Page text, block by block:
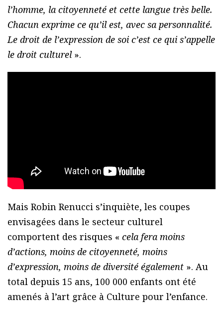
l’homme, la citoyenneté et cette langue très belle.
Chacun exprime ce qu’il est, avec sa personnalité.
Le droit de l’expression de soi c’est ce qui s’appelle
le droit culturel».
Mais Robin Renucci s’inquiète, les coupes
envisagées dans le secteur culturel
comportent des risques « cela fera moins
d’actions, moins de citoyenneté, moins
d’expression, moins de diversité également ». Au
total depuis 15 ans, 100 000 enfants ont été
amenés à l’art grâce à Culture pour l’enfance.